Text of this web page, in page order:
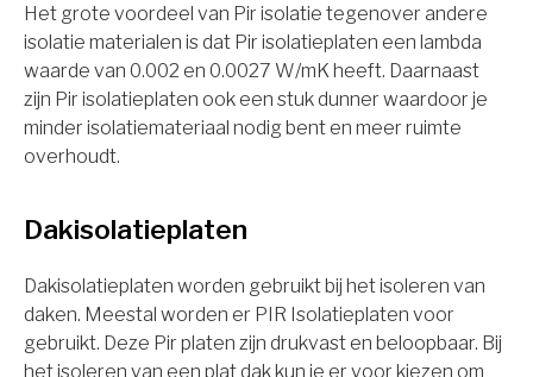
Het grote voordeel van Pir isolatie tegenover andere
isolatie materialen is dat Pir isolatieplaten een lambda
waarde van 0.002 en 0.0027 W/mK heeft. Daarnaast
zijn Pir isolatieplaten ook een stuk dunner waardoor je
minder isolatiemateriaal nodig bent en meer ruimte
overhoudt.
Dakisolatieplaten
Dakisolatieplaten worden gebruikt bij het isoleren van
daken. Meestal worden er PIR Isolatieplaten voor
gebruikt. Deze Pir platen zijn drukvast en beloopbaar. Bij
het isoleren van een plat dak kun je er voor kiezen om